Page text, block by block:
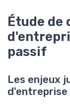
Étude de
passif
Les enjeux
d'entreprise